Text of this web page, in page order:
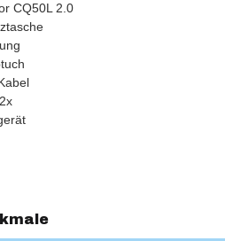
CQ50L 2.0